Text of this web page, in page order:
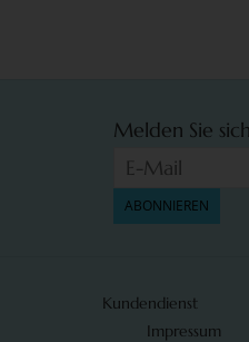
Melden Sie
ABONNIEREN
Kundendienst
Impressum